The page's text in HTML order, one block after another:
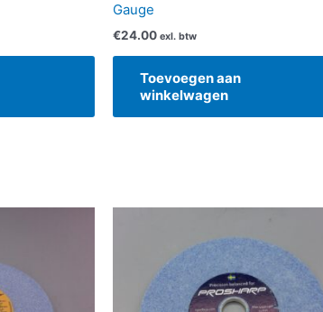
Gauge
€24.00 exl. btw
Toevoegen aan
winkelwagen